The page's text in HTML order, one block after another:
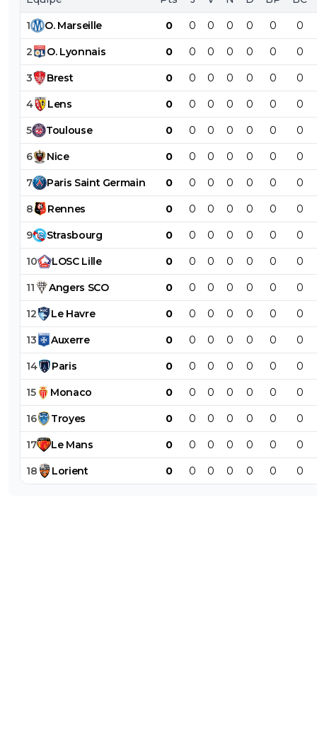
1 O. Marseille 0 0 0 0 0 0 0
2 O. Lyonnais 0 0 0 0 0 0 0
3 Brest 0 0 0 0 0 0 0
4 Lens 0 0 0 0 0 0 0
5 Toulouse 0 0 0 0 0 0 0
6 Nice 0 0 0 0 0 0 0
7 Paris Saint Germain 0 0 0 0 0 0 0
8 Rennes 0 0 0 0 0 0 0
9 Strasbourg 0 0 0 0 0 0 0
10 LOSC Lille 0 0 0 0 0 0 0
11 Angers SCO 0 0 0 0 0 0 0
12 Le Havre 0 0 0 0 0 0 0
13 Auxerre 0 0 0 0 0 0 0
14 Paris 0 0 0 0 0 0 0
15 Monaco 0 0 0 0 0 0 0
16 Troyes 0 0 0 0 0 0 0
17 Le Mans 0 0 0 0 0 0 0
18 Lorient 0 0 0 0 0 0 0